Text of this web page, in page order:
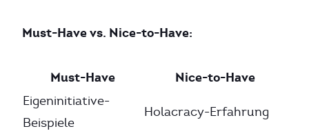
Must-Have vs. Nice-to-Have:
Must-Have Nice-to-Have
Eigeninitiative-
Beispiele
Holacracy-Erfahrung